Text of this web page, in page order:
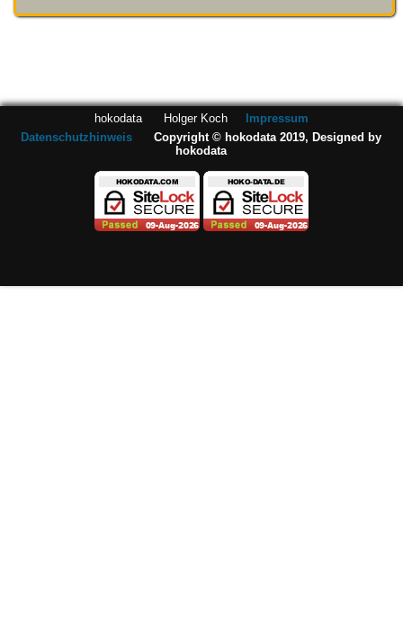
hokodata Holger Koch
Impressum
Datenschutzhinweis
Copyright © hokodata 2019, Designed by
hokodata